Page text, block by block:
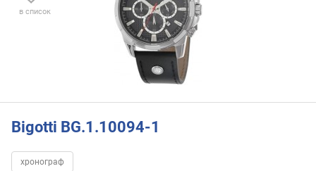
в список
Bigotti BG.1.10094-1
хронограф